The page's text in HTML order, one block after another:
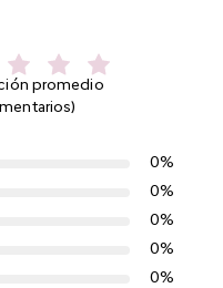
promedio
0%
0%
0%
0%
0%